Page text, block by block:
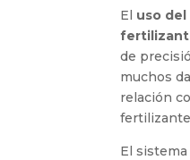
El uso
de
muchos
relación
El